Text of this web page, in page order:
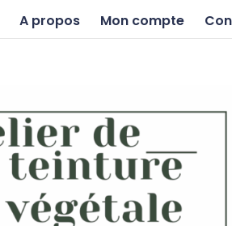
A propos Mon compte